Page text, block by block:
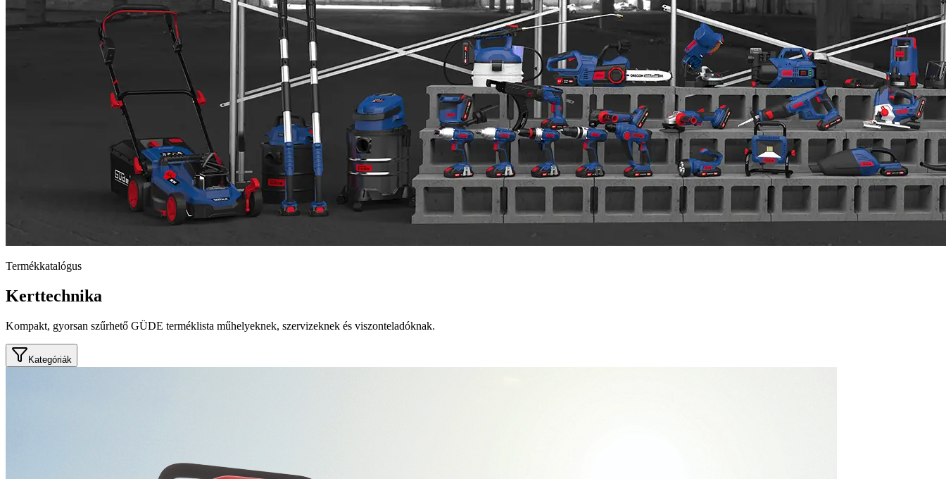
Termékkatalógus
Kerttechnika
Kompakt, gyorsan szűrhető GÜDE terméklista műhelyeknek, szervizeknek és viszonteladóknak.
Kategóriák